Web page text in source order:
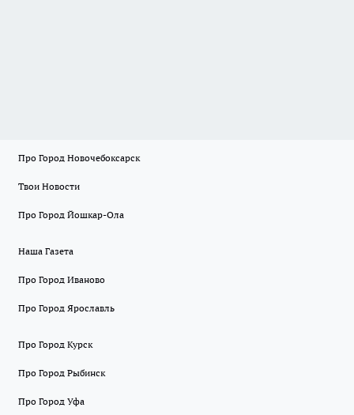
Про Город Новочебоксарск
Твои Новости
Про Город Йошкар-Ола
Наша Газета
Про Город Иваново
Про Город Ярославль
Про Город Курск
Про Город Рыбинск
Про Город Уфа